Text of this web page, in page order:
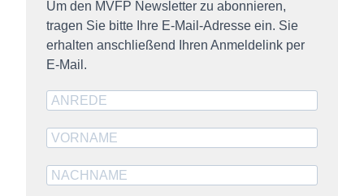
Um den MVFP Newsletter zu abonnieren,
tragen Sie bitte Ihre E-Mail-Adresse ein. Sie
erhalten anschließend Ihren Anmeldelink per
E-Mail.